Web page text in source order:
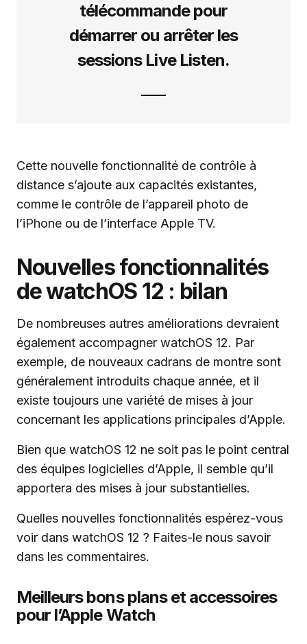
télécommande pour
démarrer ou arrêter les
sessions Live Listen.
Cette nouvelle fonctionnalité de contrôle à
distance s’ajoute aux capacités existantes,
comme le contrôle de l’appareil photo de
l’iPhone ou de l’interface Apple TV.
Nouvelles fonctionnalités
de watchOS 12 : bilan
De nombreuses autres améliorations devraient
également accompagner watchOS 12. Par
exemple, de nouveaux cadrans de montre sont
généralement introduits chaque année, et il
existe toujours une variété de mises à jour
concernant les applications principales d’Apple.
Bien que watchOS 12 ne soit pas le point central
des équipes logicielles d’Apple, il semble qu’il
apportera des mises à jour substantielles.
Quelles nouvelles fonctionnalités espérez-vous
voir dans watchOS 12 ? Faites-le nous savoir
dans les commentaires.
Meilleurs bons plans et accessoires
pour l’Apple Watch